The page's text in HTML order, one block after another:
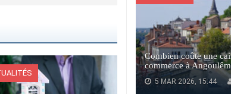
Combien coûte une
commerce à
5 MAR 2026, 15:44